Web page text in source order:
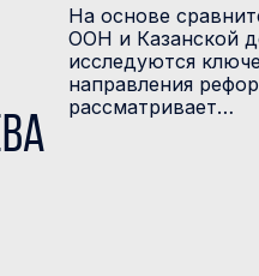
На основе
ООН и Казанской
исследуются
направления
рассматривает…